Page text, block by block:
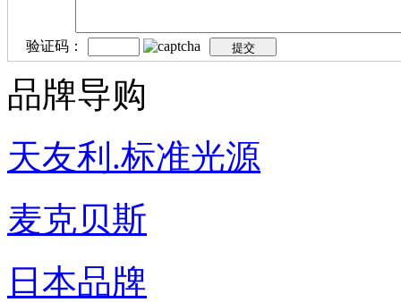
验证码：
品牌导购
天友利.标准光源
麦克贝斯
日本品牌